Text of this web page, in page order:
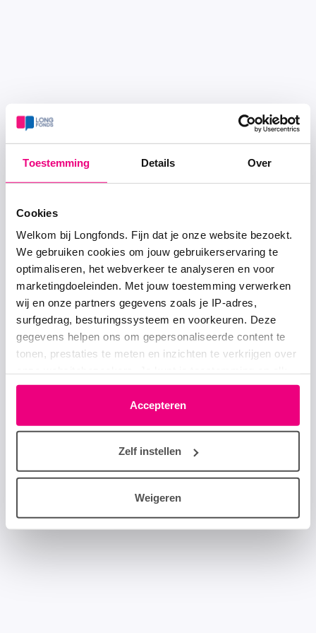
Toestemming Details Over
Cookies
Welkom bij Longfonds. Fijn dat je onze website bezoekt.
We gebruiken cookies om jouw gebruikerservaring te
optimaliseren, het webverkeer te analyseren en voor
marketingdoeleinden. Met jouw toestemming verwerken
wij en onze partners gegevens zoals je IP-adres,
surfgedrag, besturingssysteem en voorkeuren. Deze
gegevens helpen ons om gepersonaliseerde content te
tonen, prestaties te meten en inzichten te verkrijgen over
moment wijzigen of intrekken via het cookie-icoontje
linksonder elke pagina. De lijst met partners is te vinden
in het tabblad “details”.
Accepteren
Zelf instellen
Weigeren